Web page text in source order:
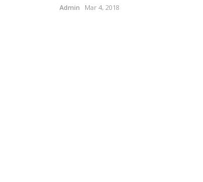
Admin Mar 4, 2018